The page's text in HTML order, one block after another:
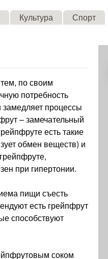
Культура Спорт
по своим
потребность
замедляет процессы
– замечательный
есть такие
обмен веществ) и
при гипертонии.
пищи съесть
есть грейпфрут
способствуют
соком